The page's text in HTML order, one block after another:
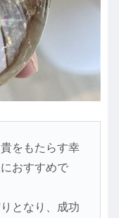
をもたらす幸
おすすめで
となり、成功